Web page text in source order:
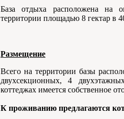
База отдыха расположена на
территории площадью 8 гектар в
Размещение
Всего на территории базы
двухсекционных, 4
коттеджах имеется собственное
К проживанию предлагаются